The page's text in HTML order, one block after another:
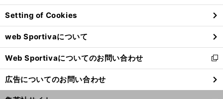
」
。 19
、 35
前
へ
ン
ド
ウ
で
開
く
Setting of Cookies
web Sportivaについて
Web Sportivaについてのお問い合わせ
新
し
い
ウ
広告についてのお問い合わせ